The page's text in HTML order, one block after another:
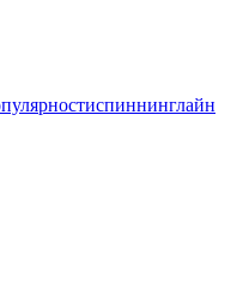
спиннинглайн